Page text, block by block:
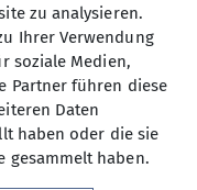
zu analysieren.
Ihrer Verwendung
soziale Medien,
Partner führen diese
Daten
haben oder die sie
gesammelt haben.